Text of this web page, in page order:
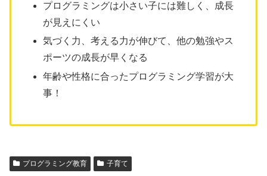
プログラミングは小さい子には難しく、成長
が見えにくい
気づく力、考える力が伸びて、他の勉強やス
ポーツの成長が早くなる
年齢や性格に合ったプログラミング学習が大
事！
プログラミング教育 子育て